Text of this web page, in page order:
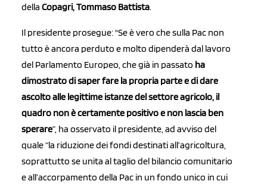
della Copagri, Tommaso Battista.
Il presidente prosegue: "Se è vero che sulla Pac non
tutto è ancora perduto e molto dipenderà dal lavoro
del Parlamento Europeo, che già in passato ha
dimostrato di saper fare la propria parte e di dare
ascolto alle legittime istanze del settore agricolo, il
quadro non è certamente positivo e non lascia ben
sperare”, ha osservato il presidente, ad avviso del
quale “la riduzione dei fondi destinati all’agricoltura,
soprattutto se unita al taglio del bilancio comunitario
e all’accorpamento della Pac in un fondo unico in cui